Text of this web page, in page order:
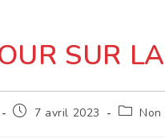
SUR
Publication
7 avril 2023
PostNon